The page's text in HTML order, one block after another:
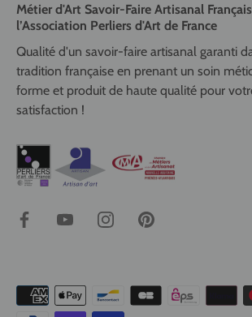
Métier d'Art Savoir-Faire Artisanal
l’Association Perliers d'Art de France
Qualité d'un savoir-faire artisanal garanti
tradition française en prenant un soin
forme et produit de haute qualité pour
satisfaction !